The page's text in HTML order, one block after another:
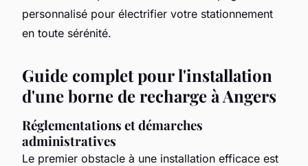
personnalisé pour électrifier votre stationnement
en toute sérénité.
Guide complet pour l'installation
d'une borne de recharge à Angers
Réglementations et démarches
administratives
Le premier obstacle à une installation efficace est